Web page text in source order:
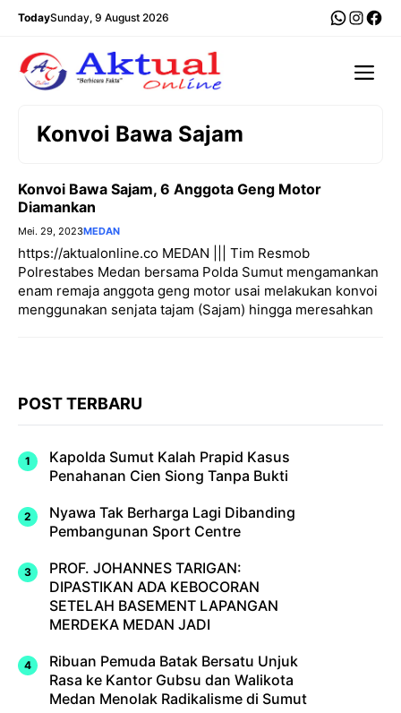
Langsung
TodaySunday, 9 August 2026
Konvoi Bawa Sajam
Konvoi Bawa Sajam, 6 Anggota Geng Motor
Diamankan
Mei. 29, 2023MEDAN
https://aktualonline.co MEDAN ||| Tim Resmob
Polrestabes Medan bersama Polda Sumut mengamankan
enam remaja anggota geng motor usai melakukan konvoi
menggunakan senjata tajam (Sajam) hingga meresahkan
POST TERBARU
Kapolda Sumut Kalah Prapid Kasus
Penahanan Cien Siong Tanpa Bukti
Nyawa Tak Berharga Lagi Dibanding
Pembangunan Sport Centre
PROF. JOHANNES TARIGAN:
DIPASTIKAN ADA KEBOCORAN
SETELAH BASEMENT LAPANGAN
MERDEKA MEDAN JADI
Ribuan Pemuda Batak Bersatu Unjuk
Rasa ke Kantor Gubsu dan Walikota
Medan Menolak Radikalisme di Sumut